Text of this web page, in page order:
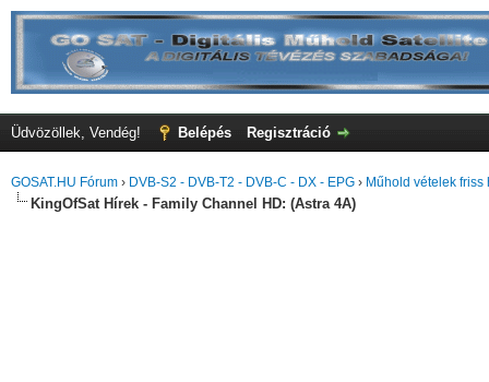
Üdvözöllek, Vendég! Belépés Regisztráció
GOSAT.HU Fórum › DVB-S2 - DVB-T2 - DVB-C - DX - EPG › Műhold vételek friss
KingOfSat Hírek - Family Channel HD: (Astra 4A)